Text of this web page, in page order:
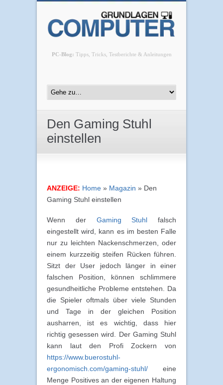
PC-Blog: Tipps, Tricks, Testberichte & Anleitungen
Den Gaming Stuhl
einstellen
ANZEIGE: Home » Magazin » Den
Gaming Stuhl einstellen
Wenn der Gaming Stuhl falsch
eingestellt wird, kann es im besten Falle
nur zu leichten Nackenschmerzen, oder
einem kurzzeitig steifen Rücken führen.
Sitzt der User jedoch länger in einer
falschen Position, können schlimmere
gesundheitliche Probleme entstehen. Da
die Spieler oftmals über viele Stunden
und Tage in der gleichen Position
ausharren, ist es wichtig, dass hier
richtig gesessen wird. Der Gaming Stuhl
kann laut den Profi Zockern von
https://www.buerostuhl-
ergonomisch.com/gaming-stuhl/ eine
Menge Positives an der eigenen Haltung